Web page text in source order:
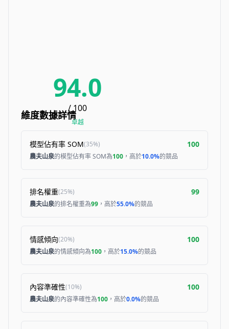
94.0
/ 100
卓越
維度數據詳情
模型佔有率 SOM(35%) 100
農夫山泉的模型佔有率 SOM為100 ，高於10.0%的競品
排名權重(25%) 99
農夫山泉的排名權重為99 ，高於55.0%的競品
情感傾向(20%) 100
農夫山泉的情感傾向為100 ，高於15.0%的競品
內容準確性(10%) 100
農夫山泉的內容準確性為100 ，高於0.0%的競品